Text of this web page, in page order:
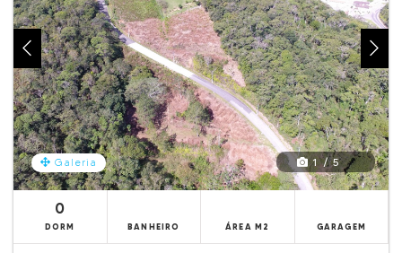
Galeria 1 / 5
0
DORM BANHEIRO ÁREA M2 GARAGEM